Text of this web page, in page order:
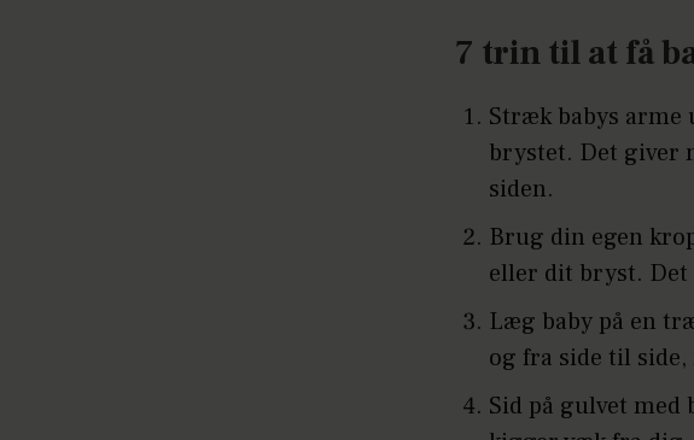
7 trin til at få
Stræk babys arme
brystet. Det giver
siden.
Brug din egen
eller dit bryst.
Læg baby på en
og fra side til
Sid på gulvet med